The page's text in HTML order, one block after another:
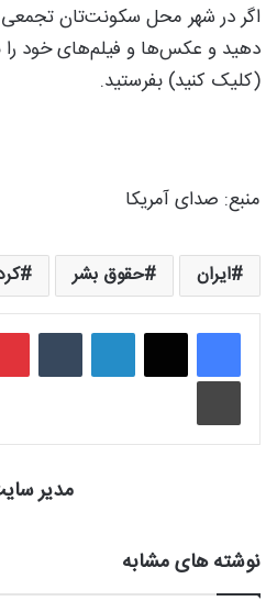
اگر در شهر محل سکونت‌تان تجمعی
دهید و عکس‌ها و فیلم‌های خود را
(کلیک کنید) بفرستید.
منبع:‌ صدای آمریکا
ایران حقوق بشر
لینکدین
چاپ
مدیر
نوشته های مشابه